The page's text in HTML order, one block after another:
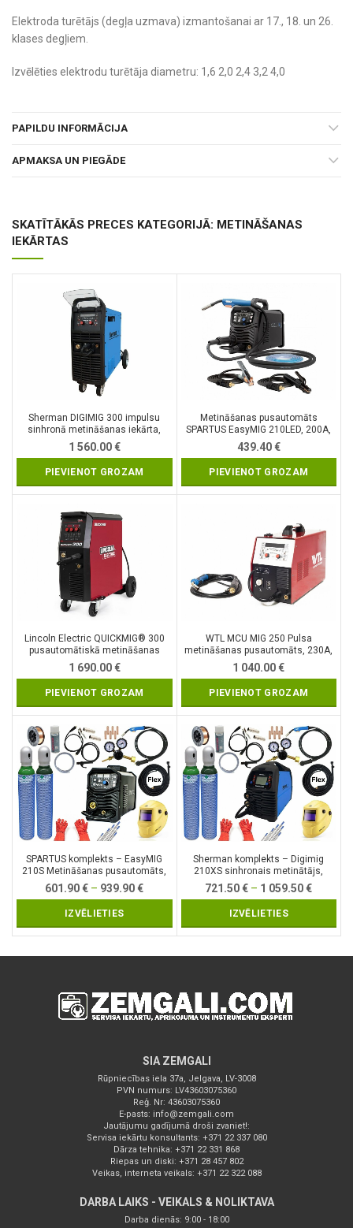
Elektroda turētājs (degļa uzmava) izmantošanai ar 17., 18. un 26.
klases degļiem.
Izvēlēties elektrodu turētāja diametru: 1,6 2,0 2,4 3,2 4,0
PAPILDU INFORMĀCIJA
APMAKSA UN PIEGĀDE
SKATĪTĀKĀS PRECES KATEGORIJĀ: METINĀŠANAS
IEKĀRTAS
Sherman DIGIMIG 300 impulsu
sinhronā metināšanas iekārta,
300A, 400V
1 560.00€
PIEVIENOT GROZAM
Metināšanas pusautomāts
SPARTUS EasyMIG 210LED, 200A,
230V
439.40€
PIEVIENOT GROZAM
Lincoln Electric QUICKMIG® 300
pusautomātiskā metināšanas
iekārta
1 690.00€
PIEVIENOT GROZAM
WTL MCU MIG 250 Pulsa
metināšanas pusautomāts, 230A,
230V
1 040.00€
PIEVIENOT GROZAM
SPARTUS komplekts – EasyMIG
210S Metināšanas pusautomāts,
200A, 230V
601.90€ – 939.90€Price
range:
through
IZVĒLIETIES
Sherman komplekts – Digimig
210XS sinhronais metinātājs,
200A, 230V
721.50€ – 1 059.50€Price
range:
through
059.50
IZVĒLIETIES
SIA ZEMGALI
Rūpniecības iela 37a, Jelgava, LV-3008
PVN numurs: LV43603075360
Reģ. Nr: 43603075360
E-pasts: info@zemgali.com
Jautājumu gadījumā droši zvaniet!:
Servisa iekārtu konsultants: +371 22 337 080
Dārza tehnika: +371 22 331 868
Riepas un diski: +371 28 457 802
Veikas, interneta veikals: +371 22 322 088
DARBA LAIKS - VEIKALS & NOLIKTAVA
Darba dienās: 9:00 - 18:00